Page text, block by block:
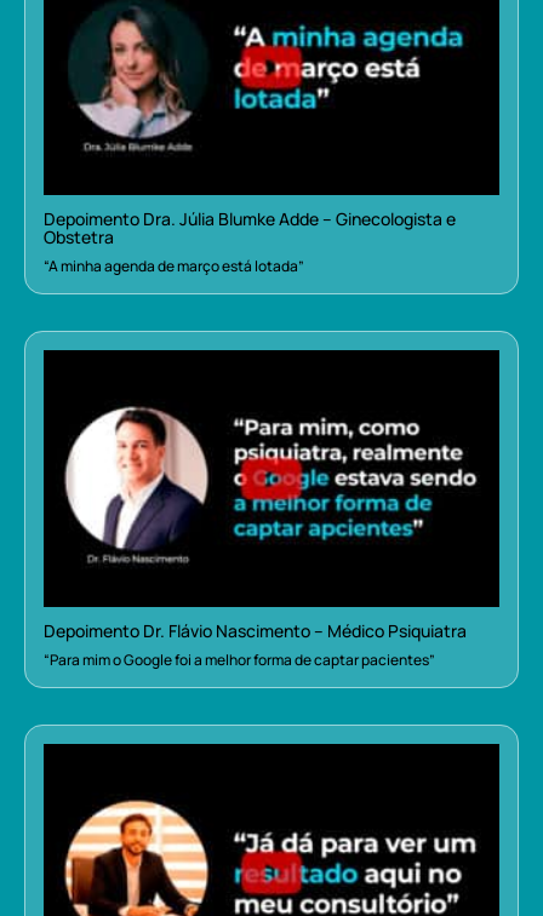
Depoimento Dra. Júlia Blumke Adde – Ginecologista e
Obstetra
“A minha agenda de março está lotada”
Depoimento Dr. Flávio Nascimento – Médico Psiquiatra
“Para mim o Google foi a melhor forma de captar pacientes”